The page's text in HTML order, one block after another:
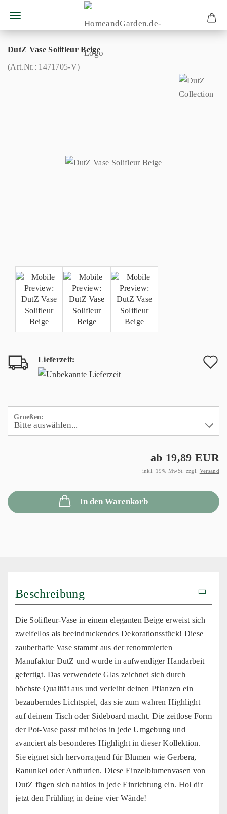
DutZ Vase Solifleur Beige
(Art.Nr.: 1471705-V)
Lieferzeit:
Groeßen:
ab 19,89 EUR
inkl. 19% MwSt. zzgl. Versand
In den Warenkorb
Beschreibung
Die Solifleur-Vase in einem eleganten Beige erweist sich
zweifellos als beeindruckendes Dekorationsstück! Diese
zauberhafte Vase stammt aus der renommierten
Manufaktur DutZ und wurde in aufwendiger Handarbeit
gefertigt. Das verwendete Glas zeichnet sich durch
höchste Qualität aus und verleiht deinen Pflanzen ein
bezauberndes Lichtspiel, das sie zum wahren Highlight
auf deinem Tisch oder Sideboard macht. Die zeitlose Form
der Pot-Vase passt mühelos in jede Umgebung und
avanciert als besonderes Highlight in dieser Kollektion.
Sie eignet sich hervorragend für Blumen wie Gerbera,
Ranunkel oder Anthurien. Diese Einzelblumenvasen von
DutZ fügen sich nahtlos in jede Einrichtung ein. Hol dir
jetzt den Frühling in deine vier Wände!